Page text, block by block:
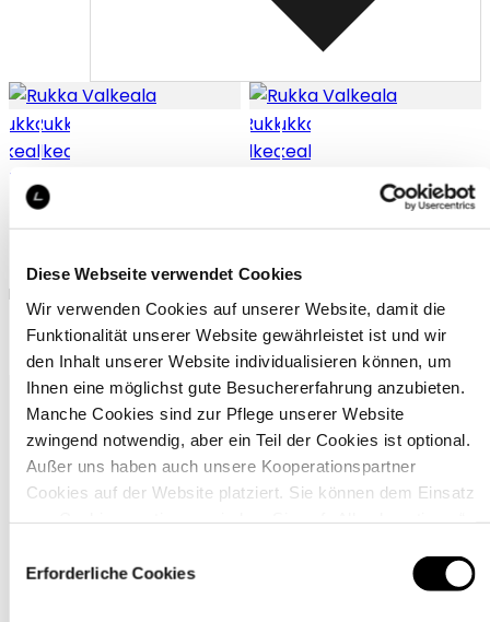
Diese Webseite verwendet Cookies
Wir verwenden Cookies auf unserer Website, damit die
Funktionalität unserer Website gewährleistet ist und wir
den Inhalt unserer Website individualisieren können, um
Ihnen eine möglichst gute Besuchererfahrung anzubieten.
Manche Cookies sind zur Pflege unserer Website
zwingend notwendig, aber ein Teil der Cookies ist optional.
Außer uns haben auch unsere Kooperationspartner
Cookies auf der Website platziert. Sie können dem Einsatz
über den Link „Cookie-Einstellungen
Erforderliche Cookies
Rukka Valkeala
Rukka Regenhose für kinder
39,95 €
Rukka Valkeala
39,95 €
Kundenservice